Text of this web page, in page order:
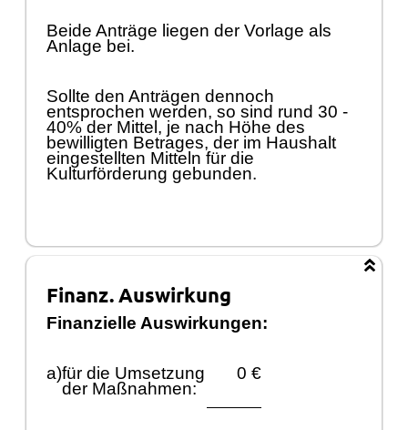
Beide Anträge liegen der Vorlage als
Anlage bei.
Sollte den Anträgendennoch
entsprochen werden, so sind rund30 -
40% der Mittel, je nach Höhe des
bewilligten Betrages, der im Haushalt
eingestellten Mitteln für die
Kulturförderunggebunden.
Finanz. Auswirkung
Finanzielle Auswirkungen:
a)für die Umsetzung
der Maßnahmen:
0 €